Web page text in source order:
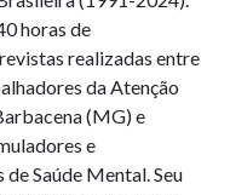
horas de
realizadas entre
da Atenção
(MG) e
e
Saúde Mental. Seu